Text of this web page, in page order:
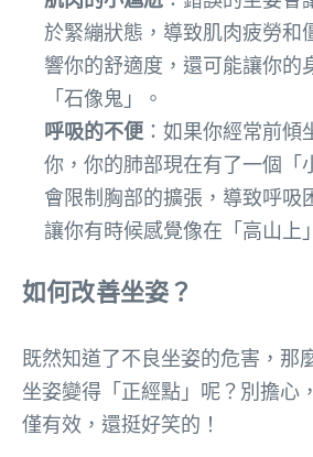
於緊繃狀態，導致肌肉疲勞和
響你的舒適度，還可能讓你的
「石像鬼」。
呼吸的不便：如果你經常前傾
你，你的肺部現在有了一個「
會限制胸部的擴張，導致呼吸
讓你有時候感覺像在「高山上
如何改善坐姿？
既然知道了不良坐姿的危害，那
坐姿變得「正經點」呢？別擔心
僅有效，還挺好笑的！